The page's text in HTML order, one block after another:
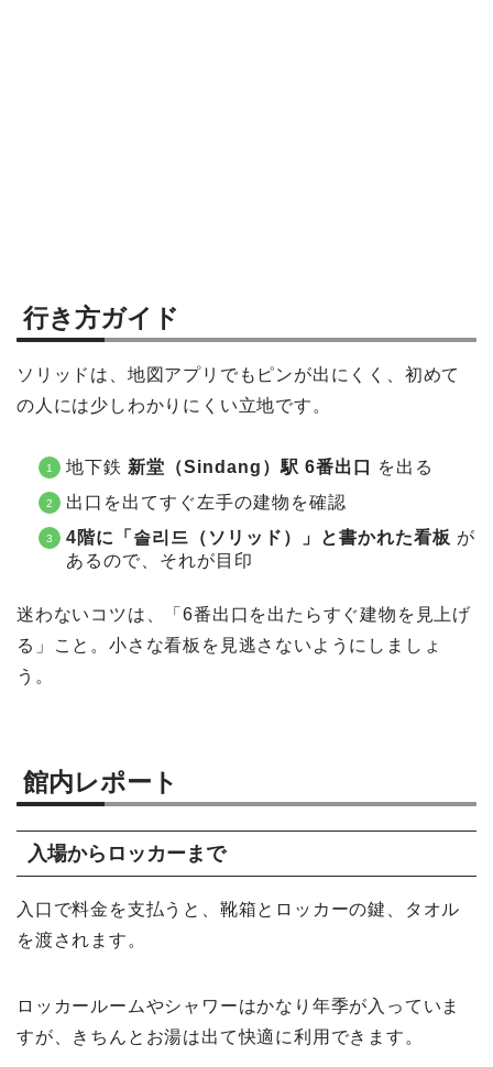
行き方ガイド
ソリッドは、地図アプリでもピンが出にくく、初めて
の人には少しわかりにくい立地です。
地下鉄 新堂（Sindang）駅 6番出口
を出る
出口を出てすぐ左手の建物を確認
4階に「솔리드（ソリッド）」と書かれた看板 が
あるので、それが目印
迷わないコツは、「6番出口を出たらすぐ建物を見上げ
る」こと。小さな看板を見逃さないようにしましょ
う。
館内レポート
入場からロッカーまで
入口で料金を支払うと、靴箱とロッカーの鍵、タオル
を渡されます。
ロッカールームやシャワーはかなり年季が入っていま
すが、きちんとお湯は出て快適に利用できます。